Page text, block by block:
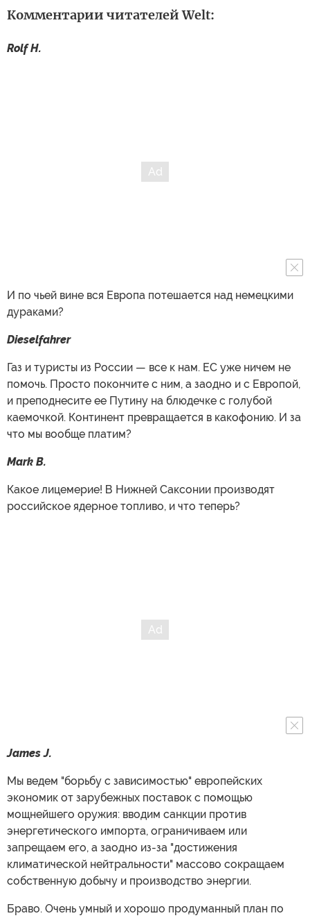
Комментарии читателей Welt:
Rolf H.
И по чьей вине вся Европа потешается над немецкими
дураками?
Dieselfahrer
Газ и туристы из России — все к нам. ЕС уже ничем не
помочь. Просто покончите с ним, а заодно и с Европой,
и преподнесите ее Путину на блюдечке с голубой
каемочкой. Континент превращается в какофонию. И за
что мы вообще платим?
Mark B.
Какое лицемерие! В Нижней Саксонии производят
российское ядерное топливо, и что теперь?
James J.
Мы ведем "борьбу с зависимостью" европейских
экономик от зарубежных поставок с помощью
мощнейшего оружия: вводим санкции против
энергетического импорта, ограничиваем или
запрещаем его, а заодно из-за "достижения
климатической нейтральности" массово сокращаем
собственную добычу и производство энергии.
Браво. Очень умный и хорошо продуманный план по